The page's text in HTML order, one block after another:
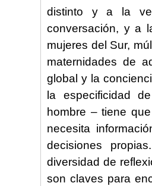
distinto y a la
conversación, y a
mujeres del Sur,
maternidades de
global y la
la especificidad
hombre – tiene
necesita
decisiones
diversidad de
son claves para